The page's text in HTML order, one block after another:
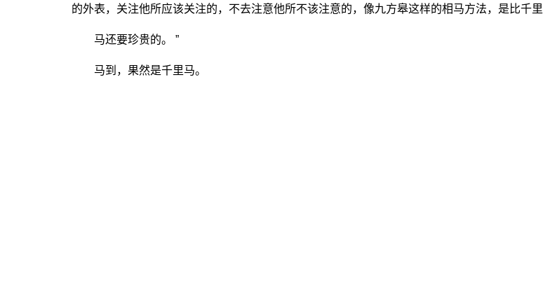
的外表，关注他所应该关注的，不去注意他所不该注意的，像九方皋这样的相马方法，是比千里
马还要珍贵的。 ”
马到，果然是千里马。